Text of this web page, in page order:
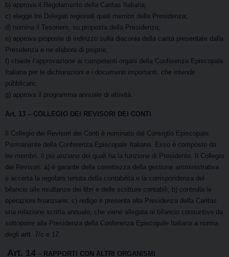
b) approva il Regolamento della Caritas Italiana;
c) elegge tre Delegati regionali quali membri della Presidenza;
d) nomina il Tesoriere, su proposta della Presidenza;
e) approva proposte di indirizzo sulla diaconia della carità presentate dalla
Presidenza e ne elabora di proprie;
f) chiede l’approvazione ai competenti organi della Conferenza Episcopale
Italiana per le dichiarazioni e i documenti importanti, che intende
pubblicare;
g) approva il programma annuale di attività.
Art. 13 – COLLEGIO DEI REVISORI DEI CONTI
Il Collegio dei Revisori dei Conti è nominato dal Consiglio Episcopale
Permanente della Conferenza Episcopale Italiana. Esso è composto da
tre membri, il più anziano dei quali ha la funzione di Presidente. Il Collegio
dei Revisori: a) è garante della correttezza della gestione amministrativa
e accerta la regolare tenuta della contabilità e la corrispondenza del
bilancio alle risultanze dei libri e delle scritture contabili; b) controlla le
operazioni finanziarie; c) redige e presenta alla Presidenza della Caritas
una relazione scritta annuale, che viene allegata al bilancio consuntivo da
sottoporre alla Presidenza della Conferenza Episcopale Italiana a norma
degli artt. 7/c e 17.
Art. 14 – RAPPORTI CON ALTRI ORGANISMI